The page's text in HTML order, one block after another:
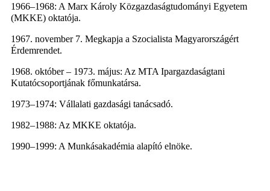
1966–1968: A Marx Károly Közgazdaságtudományi Egyetem
(MKKE) oktatója.
1967. november 7. Megkapja a Szocialista Magyarországért
Érdemrendet.
1968. október – 1973. május: Az MTA Ipargazdaságtani
Kutatócsoportjának főmunkatársa.
1973–1974: Vállalati gazdasági tanácsadó.
1982–1988: Az MKKE oktatója.
1990–1999: A Munkásakadémia alapító elnöke.